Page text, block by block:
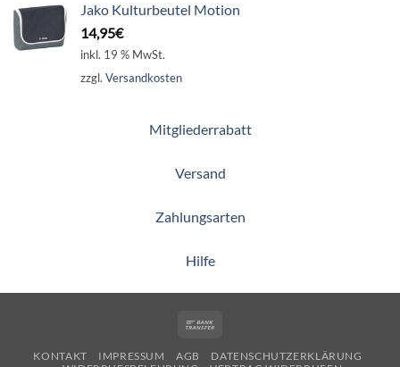
Jako Kulturbeutel Motion
14,95€
inkl. 19 % MwSt.
zzgl. Versandkosten
Mitgliederrabatt
Versand
Zahlungsarten
Hilfe
KONTAKT IMPRESSUM AGB
DATENSCHUTZERKLÄRUNG